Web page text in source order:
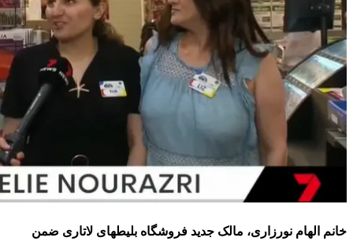
خانم الهام نورزاری، مالک جدید فروشگاه بلیطهای لاتاری ضمن